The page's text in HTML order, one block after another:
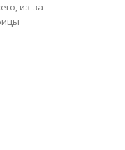
из-за